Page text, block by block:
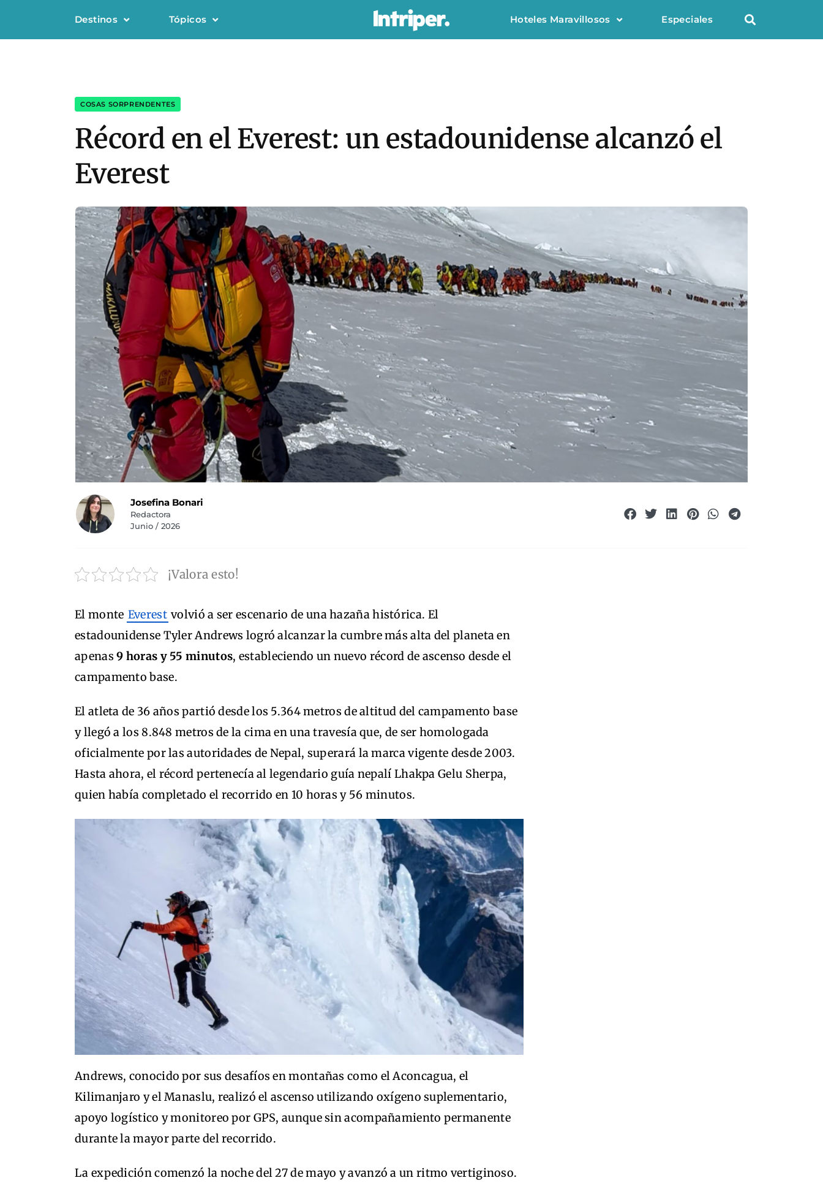
Destinos Tópicos Hoteles Maravillosos Especiales
COSAS SORPRENDENTES
Récord en el Everest: un estadounidense alcanzó el
Everest
Josefina Bonari
Redactora
Junio / 2026
¡Valora esto!
El monte Everest volvió a ser escenario de una hazaña histórica. El
estadounidense Tyler Andrews logró alcanzar la cumbre más alta del planeta en
apenas9 horas y 55 minutos, estableciendo un nuevo récord de ascenso desde el
campamento base.
El atleta de 36 años partió desde los 5.364 metros de altitud del campamento base
y llegó a los 8.848 metros de la cima en una travesía que, de ser homologada
oficialmente por las autoridades de Nepal, superará la marca vigente desde 2003.
Hasta ahora, el récord pertenecía al legendario guía nepalí Lhakpa Gelu Sherpa,
quien había completado el recorrido en 10 horas y 56 minutos.
Andrews, conocido por sus desafíos en montañas como el Aconcagua, el
Kilimanjaro y el Manaslu, realizó el ascenso utilizando oxígeno suplementario,
apoyo logístico y monitoreo por GPS, aunque sin acompañamiento permanente
durante la mayor parte del recorrido.
La expedición comenzó la noche del 27 de mayo y avanzó a un ritmo vertiginoso.